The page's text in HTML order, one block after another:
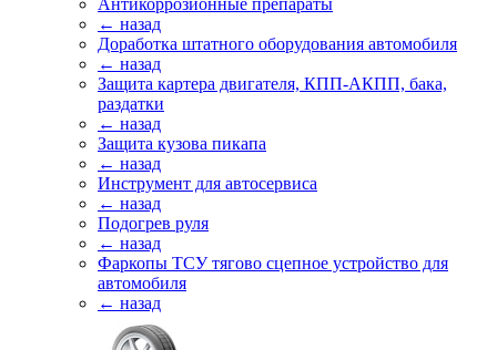
Антикоррозионные препараты
← назад
Доработка штатного оборудования автомобиля
← назад
Защита картера двигателя, КПП-АКПП, бака,
раздатки
← назад
Защита кузова пикапа
← назад
Инструмент для автосервиса
← назад
Подогрев руля
← назад
Фаркопы ТСУ тягово сцепное устройство для
автомобиля
← назад